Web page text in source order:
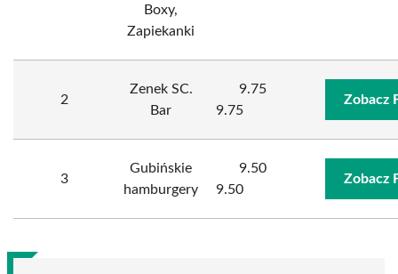
Boxy,
Zapiekanki
2
Zenek SC.
Bar
9.75
9.75
Zobacz
3
Gubińskie
hamburgery
9.50
9.50
Zobacz